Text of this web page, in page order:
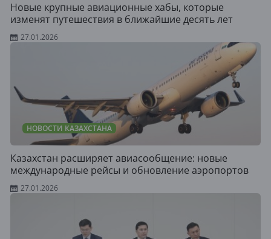
Новые крупные авиационные хабы, которые
изменят путешествия в ближайшие десять лет
27.01.2026
НОВОСТИ КАЗАХСТАНА
Казахстан расширяет авиасообщение: новые
международные рейсы и обновление аэропортов
27.01.2026